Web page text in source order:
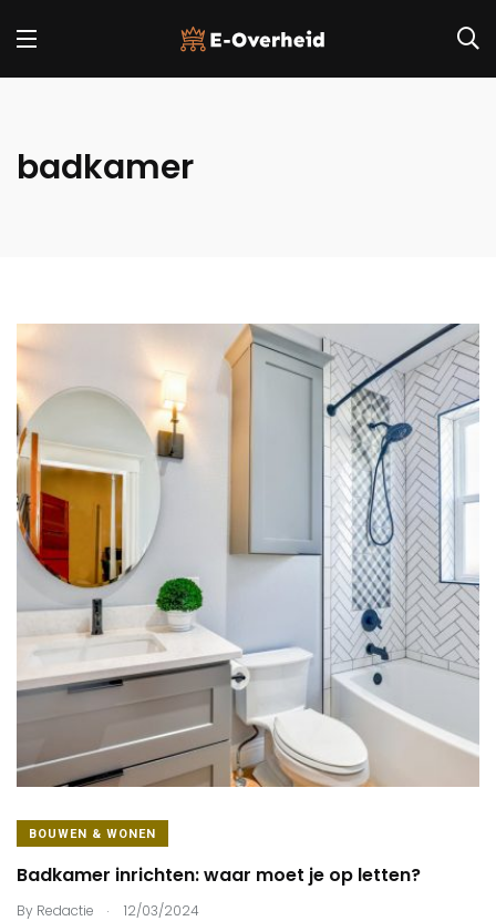
badkamer
BOUWEN & WONEN
Badkamer inrichten: waar moet je op letten?
By Redactie . 12/03/2024